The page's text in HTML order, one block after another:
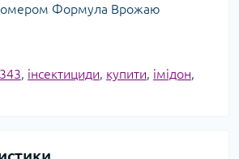
Формула Врожаю
, інсектициди, купити, імідон,